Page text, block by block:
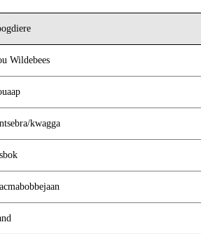
Wildebees
kwagga